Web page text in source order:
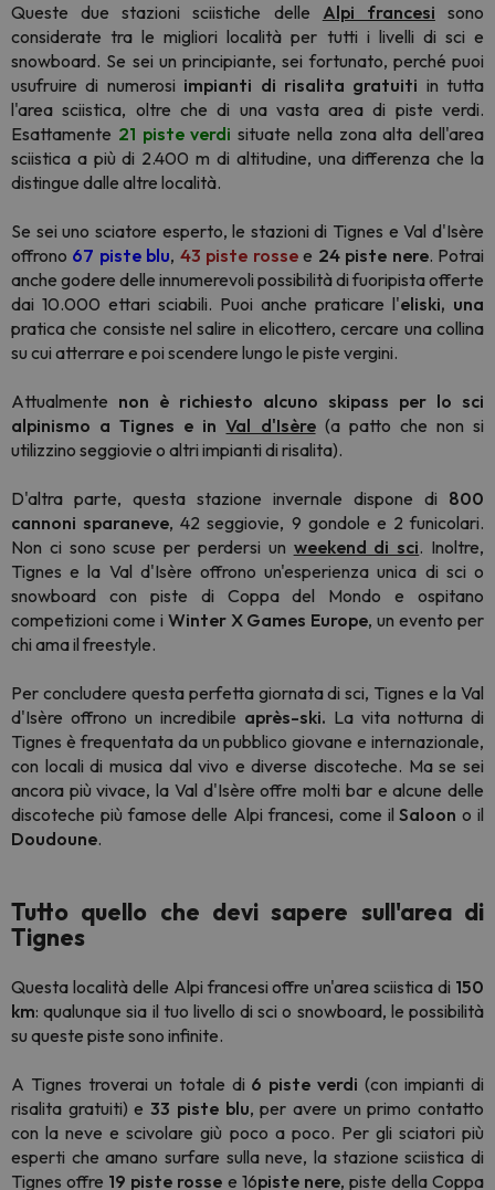
Queste due stazioni sciistiche delle Alpi francesi sono
considerate tra le migliori località per tutti i livelli di sci e
snowboard. Se sei un principiante, sei fortunato, perché puoi
usufruire di numerosi impianti di risalita gratuiti in tutta
l'area sciistica, oltre che di una vasta area di piste verdi.
Esattamente 21 piste verdi situate nella zona alta dell'area
sciistica a più di 2.400 m di altitudine, una differenza che la
distingue dalle altre località.
Se sei uno sciatore esperto, le stazioni di Tignes e Val d'Isère
offrono 67 piste blu, 43 piste rossee 24 piste nere. Potrai
anche godere delle innumerevoli possibilità di fuoripista offerte
dai 10.000 ettari sciabili. Puoi anche praticare l'eliski, una
pratica che consiste nel salire in elicottero, cercare una collina
su cui atterrare e poi scendere lungo le piste vergini.
Attualmente non è richiesto alcuno skipass per lo sci
alpinismo a Tignes e inVal d'Isère(a patto che non si
utilizzino seggiovie o altri impianti di risalita).
D'altra parte, questa stazione invernale dispone di 800
cannoni sparaneve, 42 seggiovie, 9 gondole e 2 funicolari.
Non ci sono scuse per perdersi un weekend di sci. Inoltre,
Tignes e la Val d'Isère offrono un'esperienza unica di sci o
snowboard con piste di Coppa del Mondo e ospitano
competizioni come i Winter X Games Europe, un evento per
chi ama il freestyle.
Per concludere questa perfetta giornata di sci, Tignes e la Val
d'Isère offrono un incredibile après-ski. La vita notturna di
Tignes è frequentata da un pubblico giovane e internazionale,
con locali di musica dal vivo e diverse discoteche. Ma se sei
ancora più vivace, la Val d'Isère offre molti bar e alcune delle
discoteche più famose delle Alpi francesi, come ilSaloon o il
Doudoune.
Tutto quello che devi sapere sull'area di
Tignes
Questa località delle Alpi francesi offre un'area sciistica di 150
km: qualunque sia il tuo livello di sci o snowboard, le possibilità
su queste piste sono infinite.
A Tignes troverai un totale di 6 piste verdi (con impianti di
risalita gratuiti) e33 piste blu, per avere un primo contatto
con la neve e scivolare giù poco a poco. Per gli sciatori più
esperti che amano surfare sulla neve, la stazione sciistica di
Tignes offre 19 piste rosse e 16piste nere, piste della Coppa